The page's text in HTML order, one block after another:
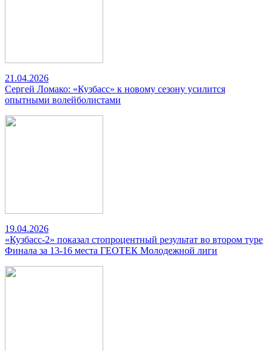
21.04.2026
Сергей Ломако: «Кузбасс» к новому сезону усилится
опытными волейболистами
19.04.2026
«Кузбасс-2» показал стопроцентный результат во втором туре
Финала за 13-16 места ГЕОТЕК Молодежной лиги